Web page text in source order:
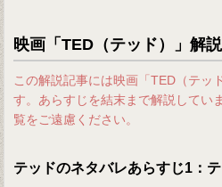
映画「TED（テッド）」解説
この解説記事には映画「TED（テッ
す。あらすじを結末まで解説してい
覧をご遠慮ください。
テッドのネタバレあらすじ1：